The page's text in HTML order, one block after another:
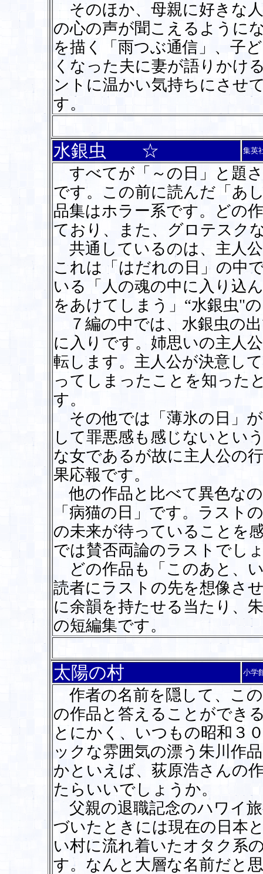
そのほか、母親に好きな
の心の声が聞こえるように
を描く「雨つぶ通信」、子
くなった夫に妻が語りかけ
ントに温かい気持ちにさせ
す。
水銀虫 ☆ 集英
すべてが「～の日」と題
です。この前に読んだ「あ
品集はホラー系です。どの
ており、また、グロテスク
共通しているのは、主人
これは「はだれの日」の中
いる「人の魂の中に入り込
をあけてしまう」“水銀虫"
７編の中では、水銀虫の
に入りです。姉思いの主人
転します。主人公が決意し
ってしまったことを知った
す。
その他では「薄氷の日」
して罪悪感も感じないとい
な女であるが故に主人公の
果応報です。
他の作品と比べて異色な
「病猫の日」です。ラスト
の未来が待っていることを
では賛否両論のラストでし
どの作品も「このあと、
読者にラストの先を想像さ
に余韻を持たせる当たり、
の短編集です。
太陽の村 小学
作者の名前を隠して、こ
の作品と答えることができ
とにかく、いつもの昭和３
ックな雰囲気の漂う朱川作
かといえば、荻原浩さんの
たらいいでしょうか。
父親の退職記念のハワイ
づいたときには現在の日本
い村に流れ着いたオタク系
す。なんと大層な名前だと